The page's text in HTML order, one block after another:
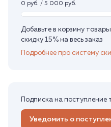
0 руб. / 5 000 руб.
Добавьте в корзину
скидку 15% на весь заказ
Подробнее про систему
Подписка на поступление
Уведомить о